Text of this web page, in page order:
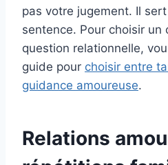
pas votre jugement. Il
sentence. Pour choisir un
question relationnelle,
guide pour choisir entre
guidance amoureuse.
Relations